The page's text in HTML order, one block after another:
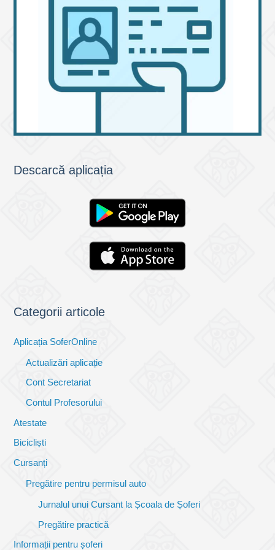
Descarcă aplicația
Categorii articole
Aplicația SoferOnline
Actualizări aplicație
Cont Secretariat
Contul Profesorului
Atestate
Bicicliști
Cursanți
Pregătire pentru permisul auto
Jurnalul unui Cursant la Școala de Șoferi
Pregătire practică
Informații pentru șoferi